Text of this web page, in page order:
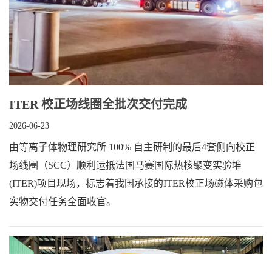
ITER 校正场线圈全批次交付完成
2026-06-23
由等离子体物理研究所 100% 自主研制的最后4套侧向校正
场线圈（SCC）顺利运抵法国马赛国际热核聚变实验堆
(ITER)项目现场，标志着我国承接的ITER校正场磁体采购包
实物交付任务全面收官。